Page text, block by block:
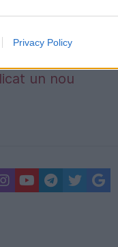
Privacy Policy
ratingul
un nou